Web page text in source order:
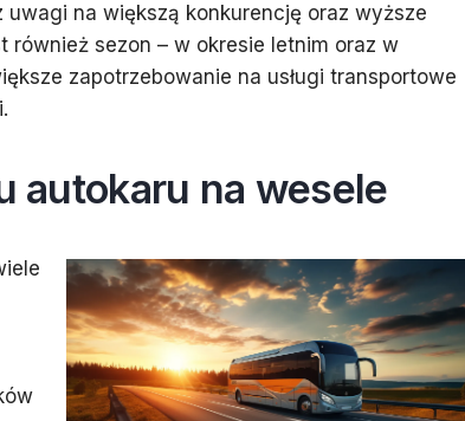
na większą konkurencję oraz wyższe
również sezon – w okresie letnim oraz w
zapotrzebowanie na usługi transportowe
autokaru na wesele